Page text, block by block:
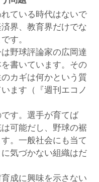
ている時代はないで
界、教育界だけでな
す。
野球評論家の広岡達
書いています。その
カギは何かという質
ます（『週刊エコノ
す。選手が育てば
可能だし、野球の裾
。一般社会にも当て
気づかない組織はだ
成に興味を示さない